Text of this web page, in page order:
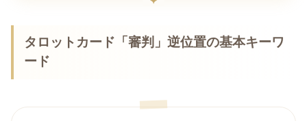
タロットカード「審判」逆位置の基本キーワ
ード